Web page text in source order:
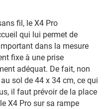
fil, le X4 Pro
qui lui permet de
dans la mesure
fixe à une prise
adéquat. De fait, non
sol de 44 x 34 cm, ce qui
il faut prévoir de la place
X4 Pro sur sa rampe